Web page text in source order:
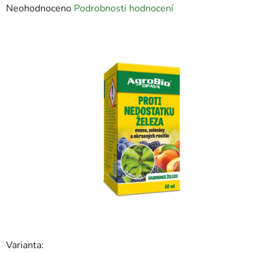
Varianta:
Průměrné
Neohodnoceno Podrobnosti hodnocení